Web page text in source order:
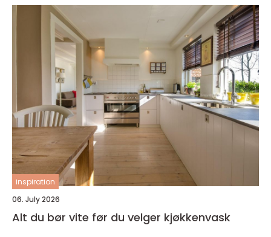
inspiration
06. July 2026
Alt du bør vite før du velger kjøkkenvask